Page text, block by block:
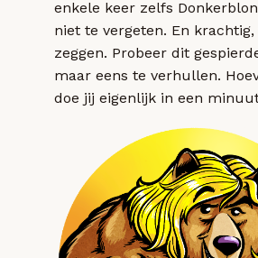
enkele keer zelfs
niet te vergeten. En
zeggen. Probeer dit
maar eens te verhullen.
doe jij eigenlijk in een